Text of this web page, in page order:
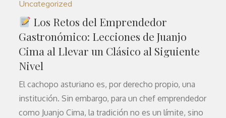
Uncategorized
Los Retos del Emprendedor
Gastronómico: Lecciones de Juanjo
Cima al Llevar un Clásico al Siguiente
Nivel
El cachopo asturiano es, por derecho propio, una
institución. Sin embargo, para un chef emprendedor
como Juanjo Cima, la tradición no es un límite, sino